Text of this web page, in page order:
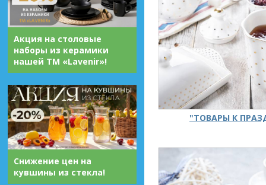
Акция на столовые
наборы из керамики
нашей ТМ «Lavenir»!
Снижение цен на
кувшины из стекла!
"ТОВАРЫ К